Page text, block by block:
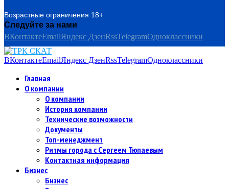
Возрастные ограничения 18+
Следуйте за нами
ВКонтактеEmailЯндекс ДзенRssTelegramОдноклассники
ВКонтактеEmailЯндекс ДзенRssTelegramОдноклассники
Главная
О компании
О компании
История компании
Технические возможности
Документы
Топ-менеджмент
Ритмы города с Сергеем Тюпаевым
Контактная информация
Бизнес
Бизнес